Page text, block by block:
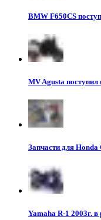
BMW F650CS
MV Agusta поступил
Запчасти для Honda
Yamaha R-1 2003г. в